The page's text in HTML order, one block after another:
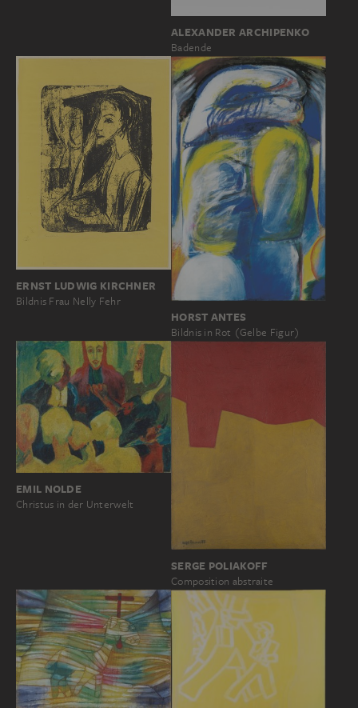
ALEXANDER ARCHIPENKO
Badende
ERNST LUDWIG KIRCHNER
Bildnis Frau Nelly Fehr
HORST ANTES
Bildnis in Rot (Gelbe Figur)
EMIL NOLDE
Christus in der Unterwelt
SERGE POLIAKOFF
Composition abstraite